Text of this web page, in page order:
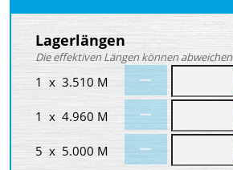
Lagerlängen
Die effektiven Längen können abweichen
1 x 3.510 M
1 x 4.960 M
5 x 5.000 M